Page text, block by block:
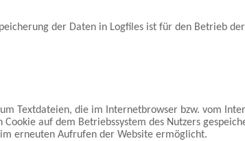
der Daten in Logfiles ist für den Betrieb
Textdateien, die im Internetbrowser bzw. vom
auf dem Betriebssystem des Nutzers
erneuten Aufrufen der Website ermöglicht.